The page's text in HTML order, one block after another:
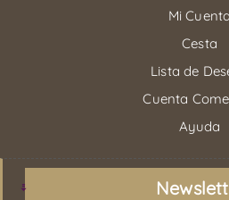
Mi Cuenta
Cesta
Lista de
Cuenta
Ayuda